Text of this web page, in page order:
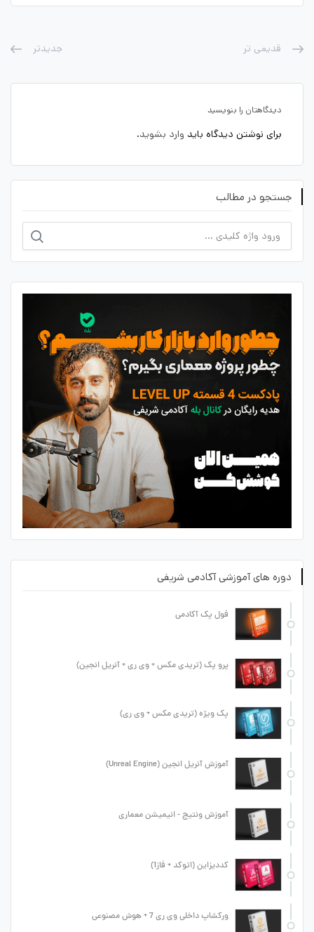
قدیمی تر جدیدتر
دیدگاهتان را بنویسید
برای نوشتن دیدگاه باید وارد بشوید.
جستجو در مطالب
دوره های آموزشی آکادمی شریفی
فول پک آکادمی
پرو پک (تریدی مکس + وی ری + آنریل انجین)
پک ویژه (تریدی مکس + وی ری)
آموزش آنریل انجین (Unreal Engine)
آموزش ونتیج - انیمیشن معماری
کددیزاین (اتوکد + فاز1)
ورکشاپ داخلی وی ری 7 + هوش مصنوعی